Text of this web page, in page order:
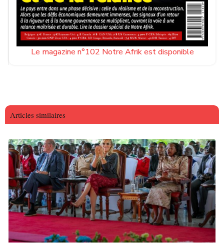
Le magazine n°102 Notre Afrik est disponible
Articles similaires